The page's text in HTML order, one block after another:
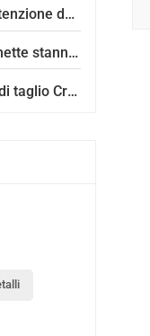
rottami metallici?
del riciclaggio?
Cr12MoV?